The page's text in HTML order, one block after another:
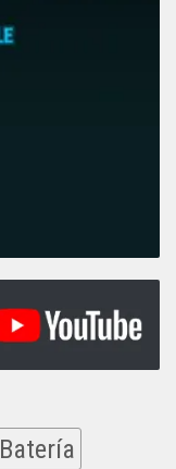
Batería